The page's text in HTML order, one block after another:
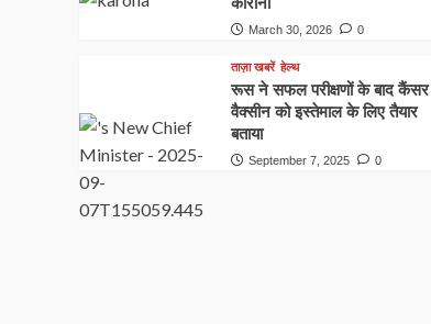
March 30, 2026 0
ताज़ा खबरें हेल्थ
रूस ने सफल परीक्षणों के बाद कैंसर
वैक्सीन को इस्तेमाल के लिए तैयार
बताया
September 7, 2025 0